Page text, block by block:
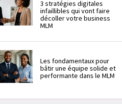
3 stratégies digitales
infaillibles qui vont faire
décoller votre business
MLM
Les fondamentaux pour
bâtir une équipe solide et
performante dans le MLM